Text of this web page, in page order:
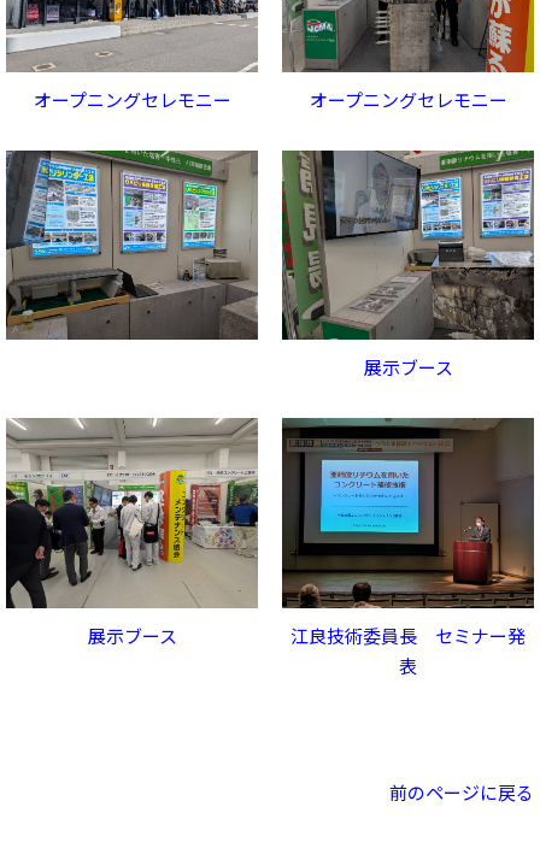
オープニングセレモニー オープニングセレモニー
展示ブース
展示ブース
江良技術委員長 セミナー発
表
前のページに戻る